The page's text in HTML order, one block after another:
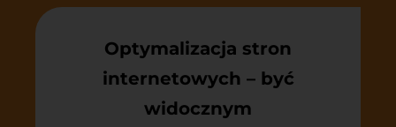
Optymalizacja stron
internetowych – być
widocznym